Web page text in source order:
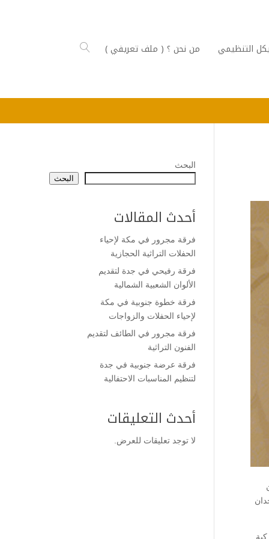
التنظيمي من نحن ؟ ( ملف تعريفي )
البحث
البحث
أحدث المقالات
فرقة مجرور في مكة لإحياء
الحفلات التراثية الحجازية
فرقة رفيحي في جدة لتقديم
الألوان الشعبية الشمالية
فرقة خطوة جنوبية في مكة
لإحياء الحفلات والزواجات
فرقة مجرور في الطائف لتقديم
الفنون التراثية
فرقة عرضة جنوبية في جدة
لتنظيم المناسبات الاحتفالية
أحدث التعليقات
لا توجد تعليقات للعرض.